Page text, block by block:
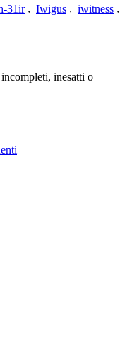
31ir , Iwigus , iwitness ,
inesatti o